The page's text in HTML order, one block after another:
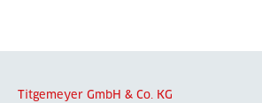
Titgemeyer GmbH & Co. KG